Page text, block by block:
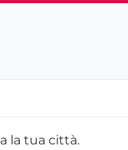
la tua città.